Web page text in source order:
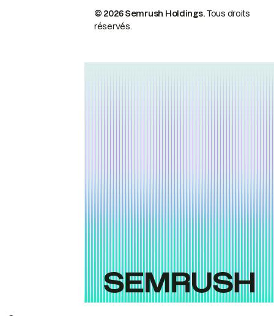
© 2026 Semrush Holdings.Tous droits
réservés.